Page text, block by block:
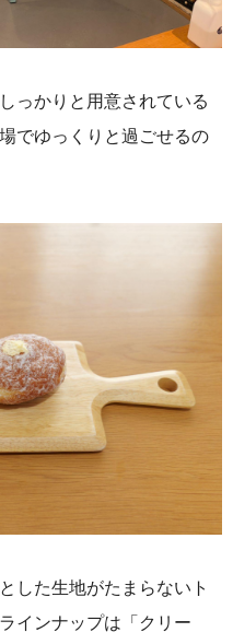
っかりと用意されている
でゆっくりと過ごせるの
した生地がたまらないト
インナップは「クリー